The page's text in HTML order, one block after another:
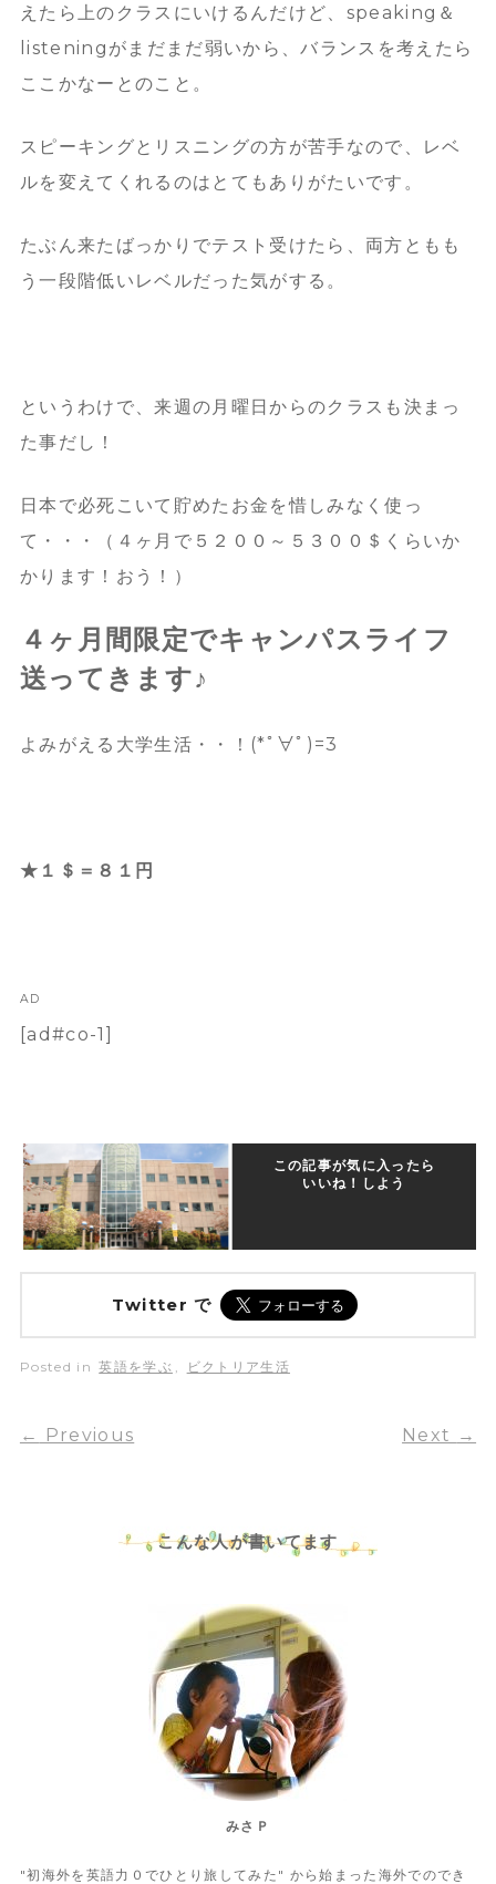
えたら上のクラスにいけるんだけど、speaking＆
listeningがまだまだ弱いから、バランスを考えたら
ここかなーとのこと。
スピーキングとリスニングの方が苦手なので、レベ
ルを変えてくれるのはとてもありがたいです。
たぶん来たばっかりでテスト受けたら、両方ともも
う一段階低いレベルだった気がする。
というわけで、来週の月曜日からのクラスも決まっ
た事だし！
日本で必死こいて貯めたお金を惜しみなく使っ
て・・・（４ヶ月で５２００～５３００＄くらいか
かります！おう！）
４ヶ月間限定でキャンパスライフ
送ってきます♪
よみがえる大学生活・・！(*ﾟ∀ﾟ)=3
★１＄＝８１円
AD
[ad#co-1]
この記事が気に入ったら
いいね！しよう
Twitter で
Posted in 英語を学ぶ ビクトリア生活
← Previous Next →
こんな人が書いてます
みさＰ
"初海外を英語力０でひとり旅してみた" から始まった海外でのでき